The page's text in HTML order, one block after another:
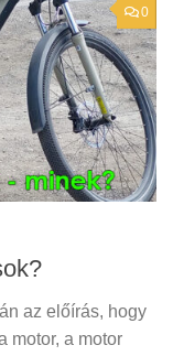
0
az előírás, hogy
motor, a motor